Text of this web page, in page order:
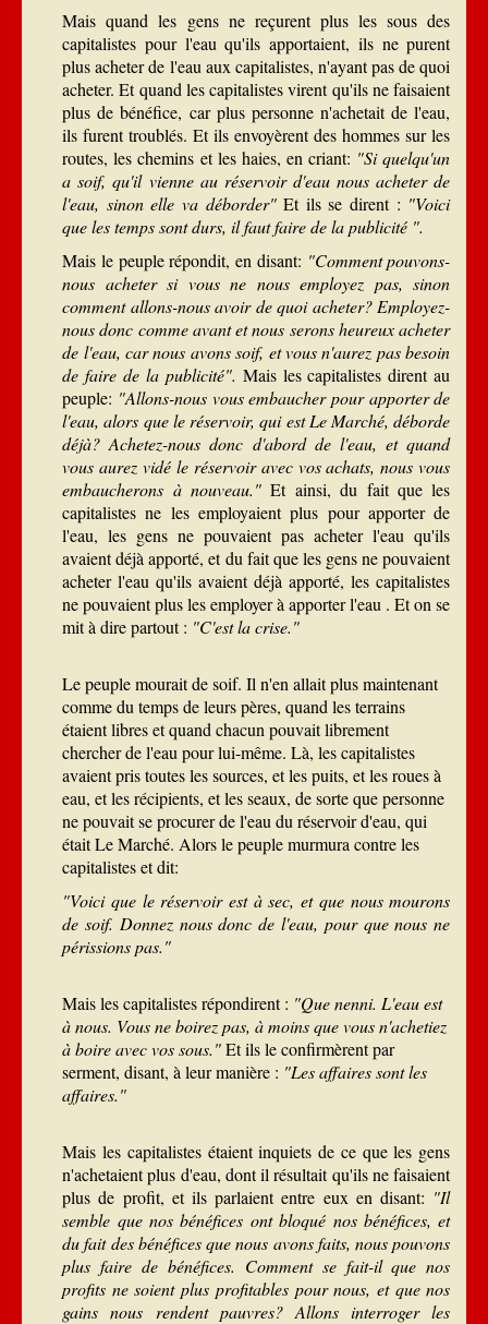
Mais quand les gens ne reçurent plus les sous des
capitalistes pour l'eau qu'ils apportaient, ils ne purent
plus acheter de l'eau aux capitalistes, n'ayant pas de quoi
acheter. Et quand les capitalistes virent qu'ils ne faisaient
plus de bénéfice, car plus personne n'achetait de l'eau,
ils furent troublés. Et ils envoyèrent des hommes sur les
routes, les chemins et les haies, en criant: "Si quelqu'un
a soif, qu'il vienne au réservoir d'eau nous acheter de
l'eau, sinon elle va déborder"Et ils se dirent : "Voici
que les temps sont durs, il faut faire de la publicité ".
Mais le peuple répondit, en disant: "Comment pouvons-
nous acheter si vous ne nous employez pas, sinon
comment allons-nous avoir de quoi acheter? Employez-
nous donc comme avant et nous serons heureux acheter
de l'eau, car nous avons soif, et vous n'aurez pas besoin
de faire de la publicité". Mais les capitalistes dirent au
peuple: "Allons-nous vous embaucher pour apporter de
l'eau, alors que le réservoir, qui est Le Marché, déborde
déjà? Achetez-nous donc d'abord de l'eau, et quand
vous aurez vidé le réservoir avec vos achats, nous vous
embaucherons à nouveau."Et ainsi, du fait que les
capitalistes ne les employaient plus pour apporter de
l'eau, les gens ne pouvaient pas acheter l'eau qu'ils
avaient déjà apporté, et du fait que les gens ne pouvaient
acheter l'eau qu'ils avaient déjà apporté, les capitalistes
ne pouvaient plus les employer à apporter l'eau . Et on se
mit à dire partout : "C'est la crise."
Le peuple mourait de soif. Il n'en allait plus maintenant
comme du temps de leurs pères, quand les terrains
étaient libres et quand chacun pouvait librement
chercher de l'eau pour lui-même. Là, les capitalistes
avaient pris toutes les sources, et les puits, et les roues à
eau, et les récipients, et les seaux, de sorte que personne
ne pouvait se procurer de l'eau du réservoir d'eau, qui
était Le Marché. Alors le peuple murmura contre les
capitalistes et dit:
"Voici que le réservoir est à sec, et que nous mourons
de soif. Donnez nous donc de l'eau, pour que nous ne
périssions pas."
Mais les capitalistes répondirent : "Que nenni. L'eau est
à nous. Vous ne boirez pas, à moins que vous n'achetiez
à boire avec vos sous."Et ils le confirmèrent par
serment, disant, à leur manière : "Les affaires sont les
affaires."
Mais les capitalistes étaient inquiets de ce que les gens
n'achetaient plus d'eau, dont il résultait qu'ils ne faisaient
plus de profit, et ils parlaient entre eux en disant: "Il
semble que nos bénéfices ont bloqué nos bénéfices, et
du fait des bénéfices que nous avons faits, nous pouvons
plus faire de bénéfices. Comment se fait-il que nos
profits ne soient plus profitables pour nous, et que nos
gains nous rendent pauvres? Allons interroger les